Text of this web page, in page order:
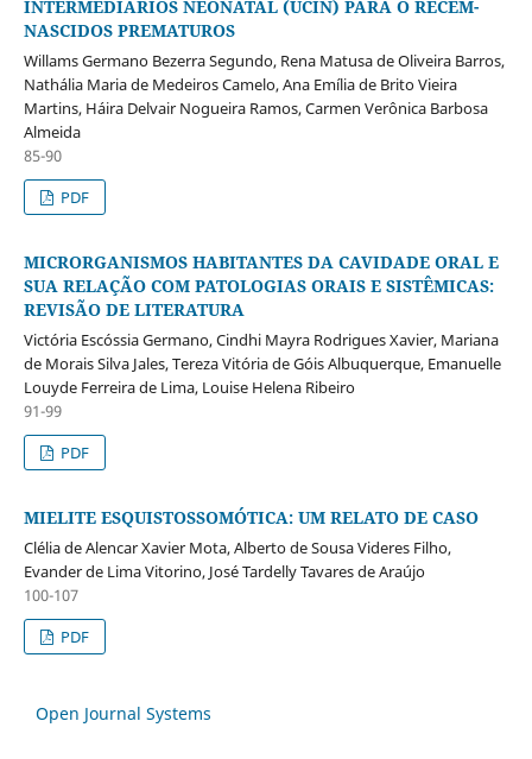
INTERMEDIÁRIOS NEONATAL (UCIN) PARA O RECÉM-
NASCIDOS PREMATUROS
Willams Germano Bezerra Segundo, Rena Matusa de Oliveira Barros,
Nathália Maria de Medeiros Camelo, Ana Emília de Brito Vieira
Martins, Háira Delvair Nogueira Ramos, Carmen Verônica Barbosa
Almeida
85-90
PDF
MICRORGANISMOS HABITANTES DA CAVIDADE ORAL E
SUA RELAÇÃO COM PATOLOGIAS ORAIS E SISTÊMICAS:
REVISÃO DE LITERATURA
Victória Escóssia Germano, Cindhi Mayra Rodrigues Xavier, Mariana
de Morais Silva Jales, Tereza Vitória de Góis Albuquerque, Emanuelle
Louyde Ferreira de Lima, Louise Helena Ribeiro
91-99
PDF
MIELITE ESQUISTOSSOMÓTICA: UM RELATO DE CASO
Clélia de Alencar Xavier Mota, Alberto de Sousa Videres Filho,
Evander de Lima Vitorino, José Tardelly Tavares de Araújo
100-107
PDF
Open Journal Systems